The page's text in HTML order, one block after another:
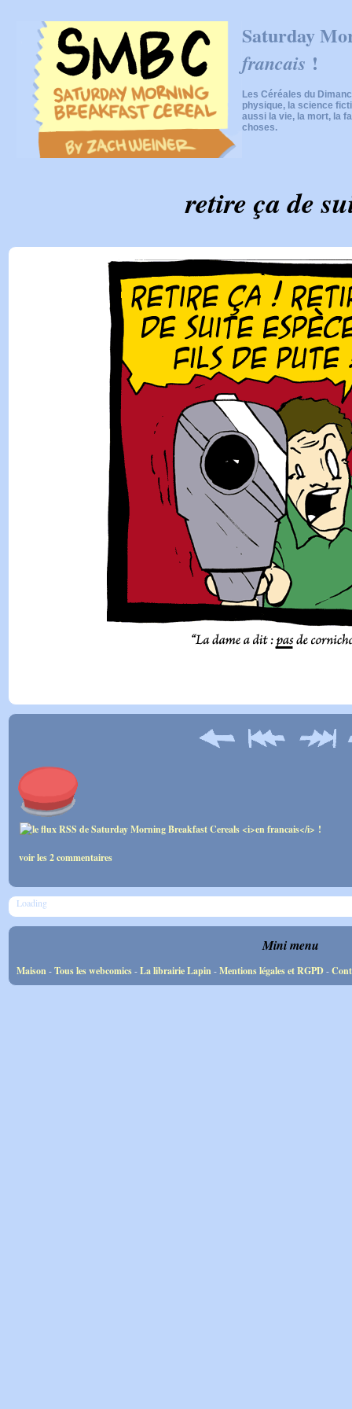
Saturday
francais !
Les Céréales du
physique, la science
aussi la vie, la mort, la
choses.
retire ça de
voir les 2 commentaires
Loading
Mini menu
Maison-Tous les webcomics-La librairie Lapin-Mentions légales et RGPD-